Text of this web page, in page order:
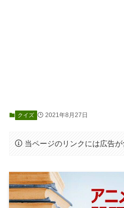
クイズ 2021年8月27日
当ページのリンクには広告が